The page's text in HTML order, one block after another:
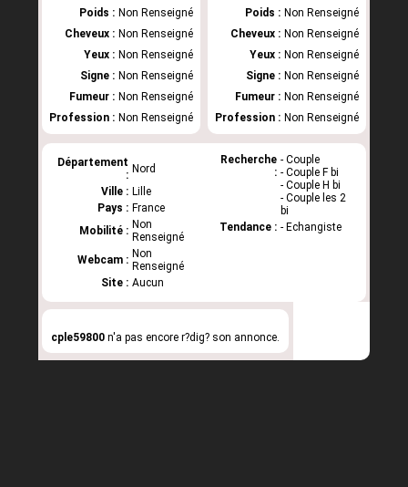
Poids : Non Renseigné
Cheveux : Non Renseigné
Yeux : Non Renseigné
Signe : Non Renseigné
Fumeur : Non Renseigné
Profession : Non Renseigné
Poids : Non Renseigné
Cheveux : Non Renseigné
Yeux : Non Renseigné
Signe : Non Renseigné
Fumeur : Non Renseigné
Profession : Non Renseigné
Département
: Nord
Ville : Lille
Pays : France
Mobilité : Non
Renseigné
Webcam : Non
Renseigné
Site : Aucun
Recherche
:
- Couple
- Couple F bi
- Couple H bi
- Couple les 2
bi
Tendance : - Echangiste
cple59800 n'a pas encore r?dig? son annonce.